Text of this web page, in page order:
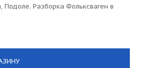
Подоле. Разборка Фольксваген в